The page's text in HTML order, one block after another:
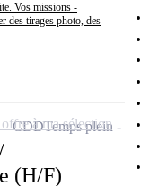
Vos missions -
des tirages photo, des
(H/F)
CDDTemps plein
à ma sélection